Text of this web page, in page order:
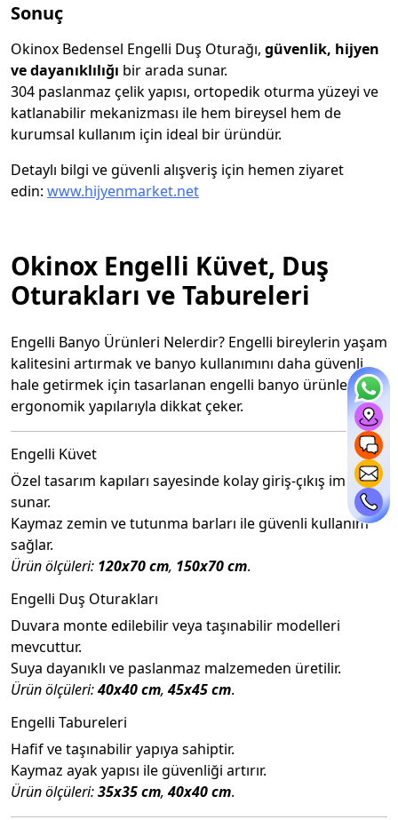
Sonuç
Okinox Bedensel Engelli Duş Oturağı, güvenlik, hijyen
ve dayanıklılığı bir arada sunar.
304 paslanmaz çelik yapısı, ortopedik oturma yüzeyi ve
katlanabilir mekanizması ile hem bireysel hem de
kurumsal kullanım için ideal bir üründür.
Detaylı bilgi ve güvenli alışveriş için hemen ziyaret
edin: www.hijyenmarket.net
Okinox Engelli Küvet, Duş
Oturakları ve Tabureleri
Engelli Banyo Ürünleri Nelerdir? Engelli bireylerin yaşam
kalitesini artırmak ve banyo kullanımını daha güvenli
hale getirmek için tasarlanan engelli banyo ürünleri,
ergonomik yapılarıyla dikkat çeker.
Engelli Küvet
Özel tasarım kapıları sayesinde kolay giriş-çıkış imkanı
sunar.
Kaymaz zemin ve tutunma barları ile güvenli kullanım
sağlar.
Ürün ölçüleri: 120x70 cm, 150x70 cm.
Engelli Duş Oturakları
Duvara monte edilebilir veya taşınabilir modelleri
mevcuttur.
Suya dayanıklı ve paslanmaz malzemeden üretilir.
Ürün ölçüleri:40x40 cm,45x45 cm.
Engelli Tabureleri
Hafif ve taşınabilir yapıya sahiptir.
Kaymaz ayak yapısı ile güvenliği artırır.
Ürün ölçüleri:35x35 cm,40x40 cm.